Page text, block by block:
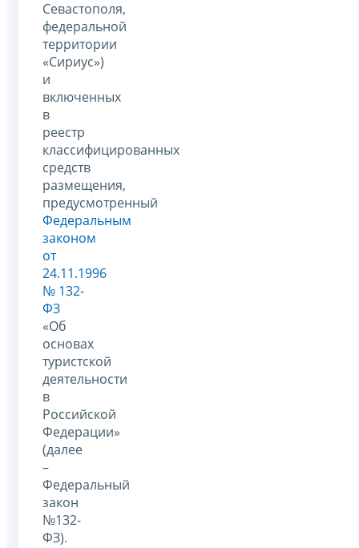
Севастополя,
федеральной
территории
«Сириус»)
и
включенных
в
реестр
классифицированных
средств
размещения,
предусмотренный
Федеральным
законом
от
24.11.1996
№ 132-
ФЗ
«Об
основах
туристской
деятельности
в
Российской
Федерации»
(далее
–
Федеральный
закон
№132-
ФЗ).